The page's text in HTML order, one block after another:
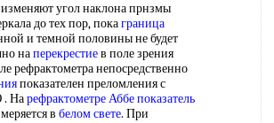
угол наклона прнзмы
до тех пор, покаграница
и темной половины не будет
наперекрестиев поле зрения
рефрактометра непосредственно
показателен преломления с
. Нарефрактометре Аббепоказатель
в белом свете. При